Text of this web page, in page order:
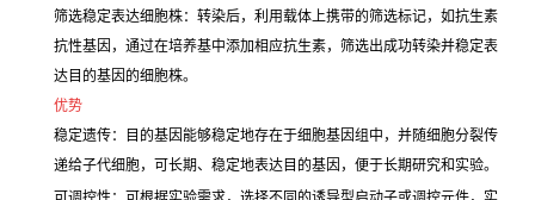
筛选稳定表达细胞株：转染后，利用载体上携带的筛选标记，如抗生素
抗性基因，通过在培养基中添加相应抗生素，筛选出成功转染并稳定表
达目的基因的细胞株。
优势
稳定遗传：目的基因能够稳定地存在于细胞基因组中，并随细胞分裂传
递给子代细胞，可长期、稳定地表达目的基因，便于长期研究和实验。